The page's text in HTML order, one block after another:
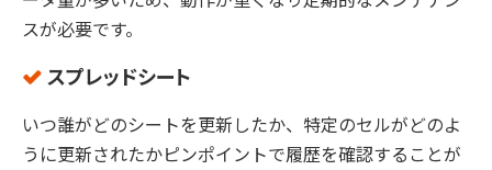
スが必要です。
スプレッドシート
いつ誰がどのシートを更新したか、特定のセルがどのよ
うに更新されたかピンポイントで履歴を確認することが